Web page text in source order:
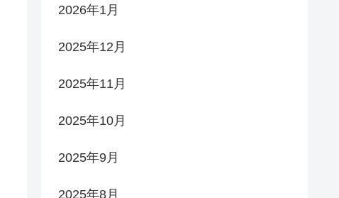
2026年1月
2025年12月
2025年11月
2025年10月
2025年9月
2025年8月